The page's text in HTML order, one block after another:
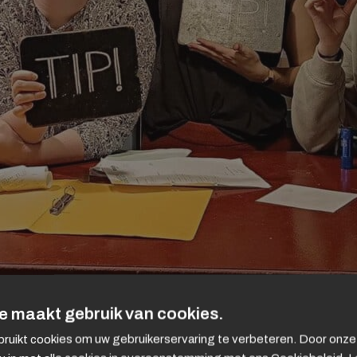
maakt gebruik van cookies.
cookies om uw gebruikerservaring te verbeteren. Door